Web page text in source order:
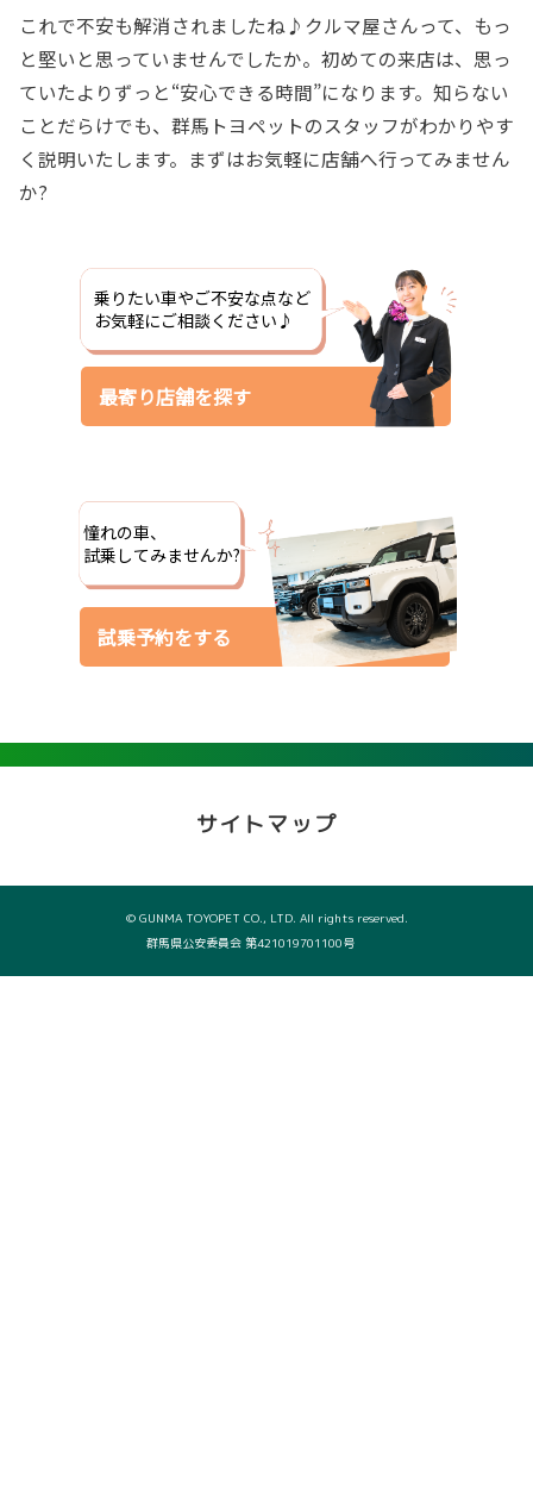
これで不安も解消されましたね♪クルマ屋さんって、もっ
と堅いと思っていませんでしたか。初めての来店は、思っ
ていたよりずっと“安心できる時間”になります。知らない
ことだらけでも、群馬トヨペットのスタッフがわかりやす
く説明いたします。まずはお気軽に店舗へ行ってみません
か?
最寄り店舗を探す
試乗予約をする
乗りたい車やご不安な点など
お気軽にご相談ください♪
憧れの車、
試乗してみませんか?
サイトマップ
© GUNMA TOYOPET CO., LTD. All rights reserved.
群馬県公安委員会 第421019701100号